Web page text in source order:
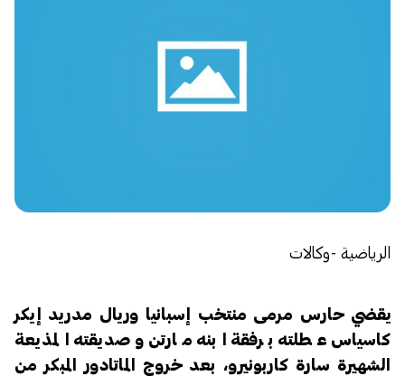
الرياضية -وكالات
يقضي حارس مرمى منتخب إسبانيا وريال مدريد إيكر
كاسياس عطلته برفقة ابنه مارتن وصديقته المذيعة
الشهيرة سارة كاربونيرو، بعد خروج الماتادور المبكر من